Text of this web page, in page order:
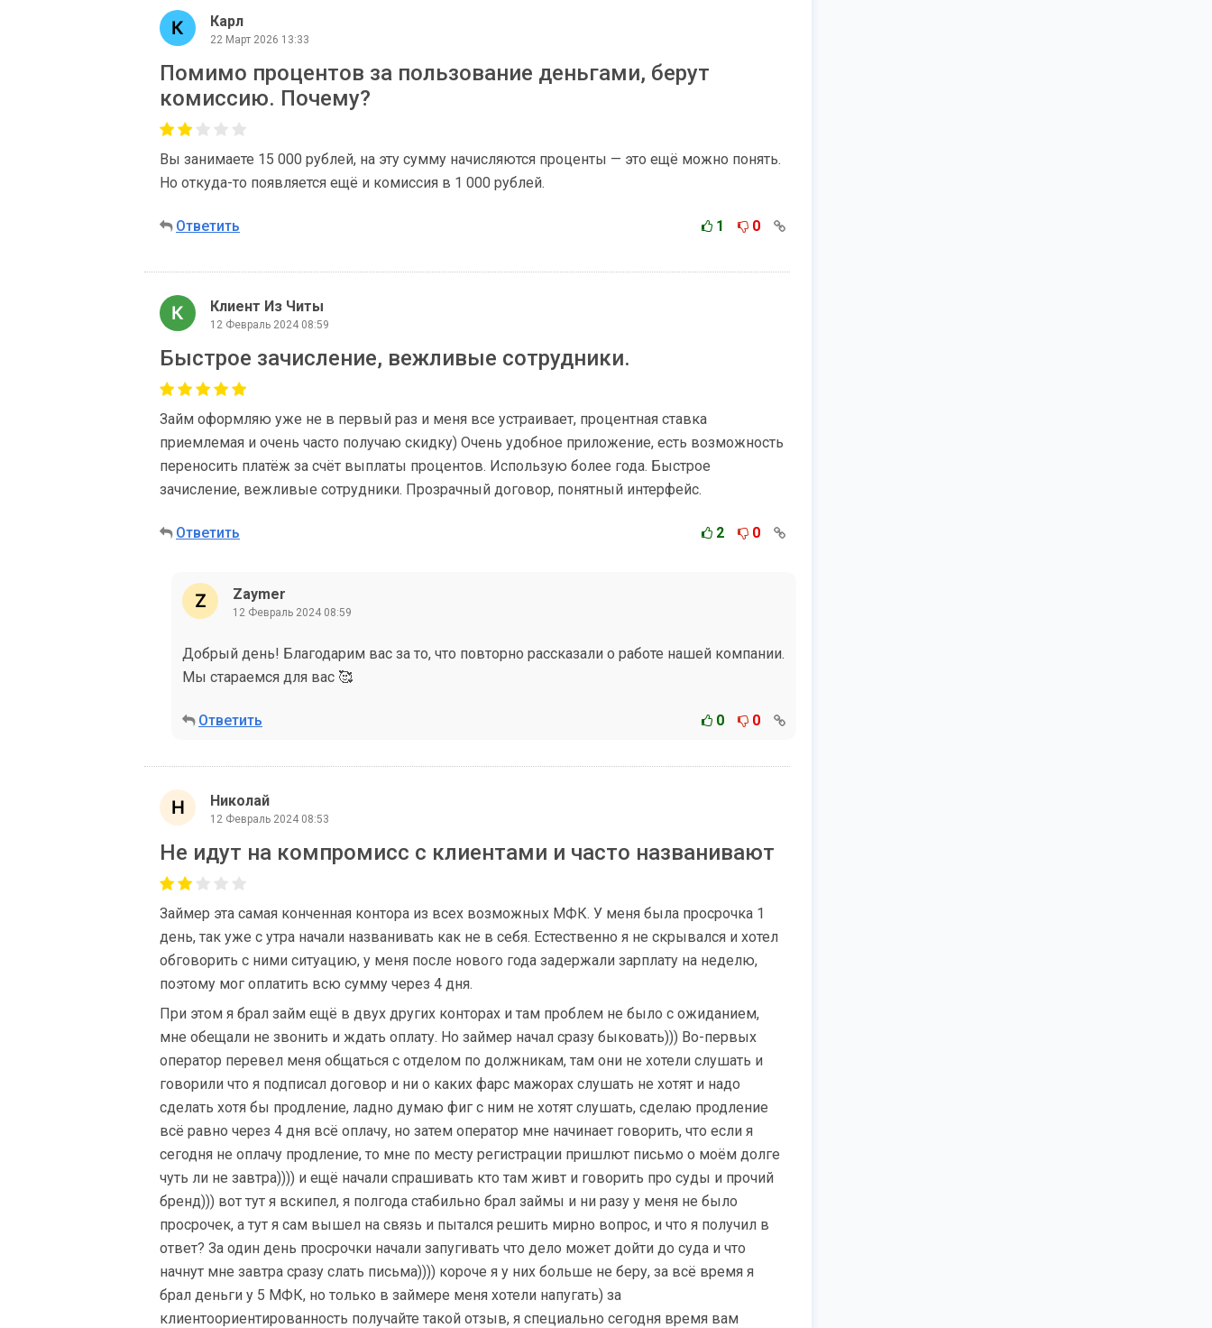
Карл
22 Март 2026 13:33
Помимо процентов за пользование деньгами, берут
комиссию. Почему?
Вы занимаете 15 000 рублей, на эту сумму начисляются проценты — это ещё можно понять.
Но откуда-то появляется ещё и комиссия в 1 000 рублей.
Ответить 1 0
Клиент Из Читы
12 Февраль 2024 08:59
Быстрое зачисление, вежливые сотрудники.
Займ оформляю уже не в первый раз и меня все устраивает, процентная ставка
приемлемая и очень часто получаю скидку) Очень удобное приложение, есть возможность
переносить платёж за счёт выплаты процентов. Использую более года. Быстрое
зачисление, вежливые сотрудники. Прозрачный договор, понятный интерфейс.
Ответить 2 0
Zaymer
12 Февраль 2024 08:59
Добрый день! Благодарим вас за то, что повторно рассказали о работе нашей компании.
Мы стараемся для вас 🥰
Ответить 0 0
Николай
12 Февраль 2024 08:53
Не идут на компромисс с клиентами и часто названивают
Займер эта самая конченная контора из всех возможных МФК. У меня была просрочка 1
день, так уже с утра начали названивать как не в себя. Естественно я не скрывался и хотел
обговорить с ними ситуацию, у меня после нового года задержали зарплату на неделю,
поэтому мог оплатить всю сумму через 4 дня.
При этом я брал займ ещё в двух других конторах и там проблем не было с ожиданием,
мне обещали не звонить и ждать оплату. Но займер начал сразу быковать))) Во-первых
оператор перевел меня общаться с отделом по должникам, там они не хотели слушать и
говорили что я подписал договор и ни о каких фарс мажорах слушать не хотят и надо
сделать хотя бы продление, ладно думаю фиг с ним не хотят слушать, сделаю продление
всё равно через 4 дня всё оплачу, но затем оператор мне начинает говорить, что если я
сегодня не оплачу продление, то мне по месту регистрации пришлют письмо о моём долге
чуть ли не завтра)))) и ещё начали спрашивать кто там живт и говорить про суды и прочий
бренд))) вот тут я вскипел, я полгода стабильно брал займы и ни разу у меня не было
просрочек, а тут я сам вышел на связь и пытался решить мирно вопрос, и что я получил в
ответ? За один день просрочки начали запугивать что дело может дойти до суда и что
начнут мне завтра сразу слать письма)))) короче я у них больше не беру, за всё время я
брал деньги у 5 МФК, но только в займере меня хотели напугать) за
клиентоориентированность получайте такой отзыв, я специально сегодня время вам